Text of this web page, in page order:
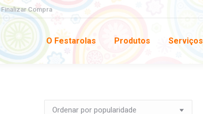
Finalizar Compra
O Festarolas Produtos Serviços